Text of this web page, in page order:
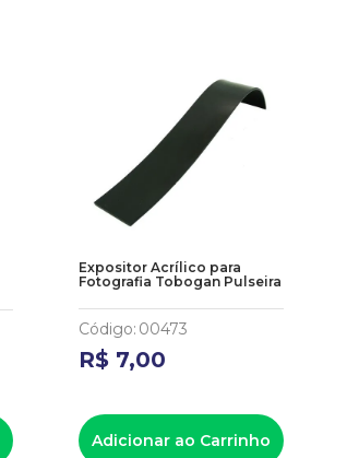
Expositor Acrílico para
Fotografia Tobogan Pulseira
Código: 00473
R$ 7,00
Adicionar ao Carrinho